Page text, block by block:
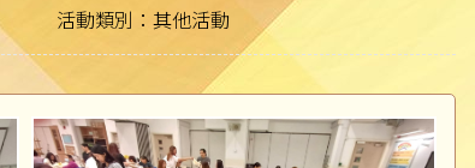
活動類別：其他活動